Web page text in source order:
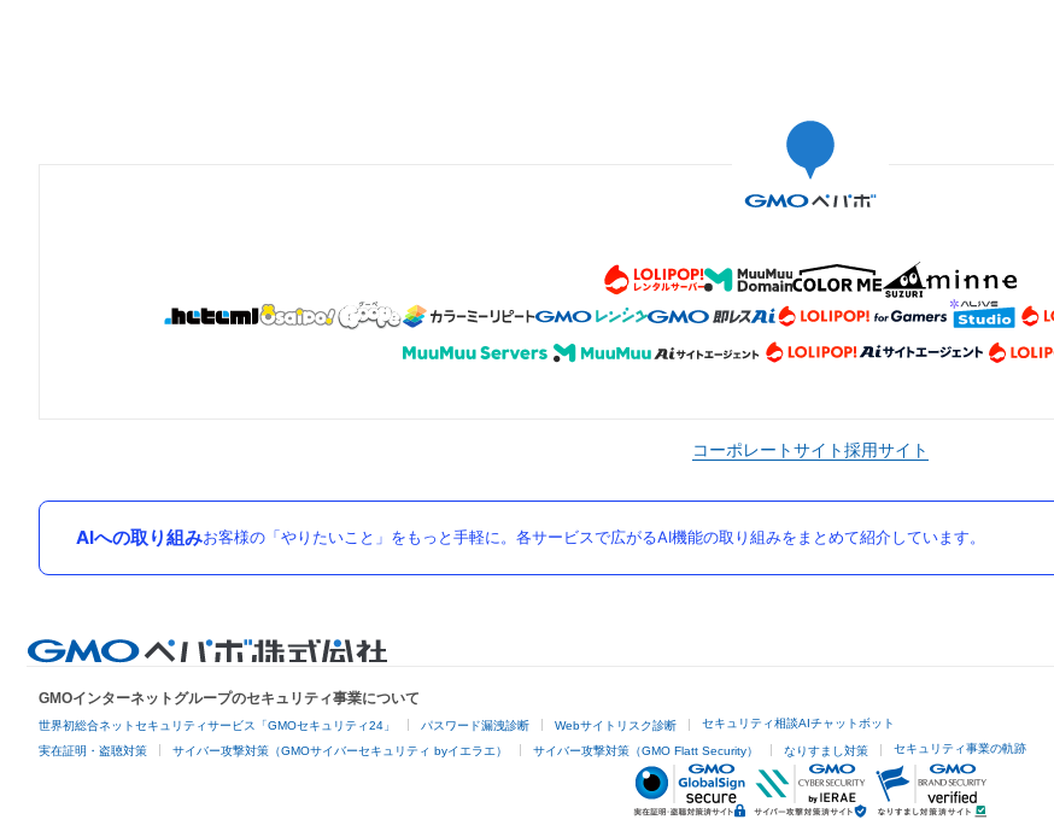
コーポレートサイト採用サイト
AIへの取り組みお客様の「やりたいこと」をもっと手軽に。各サービスで広がるAI機能の取り組みをまとめて紹介しています。
GMOインターネットグループのセキュリティ事業について
世界初総合ネットセキュリティサービス「GMOセキュリティ24」 パスワード漏洩診断 Webサイトリスク診断 セキュリティ相談AIチャットボット
実在証明・盗聴対策 サイバー攻撃対策（GMOサイバーセキュリティ byイエラエ） サイバー攻撃対策（GMO Flatt Security） なりすまし対策 セキュリティ事業の軌跡